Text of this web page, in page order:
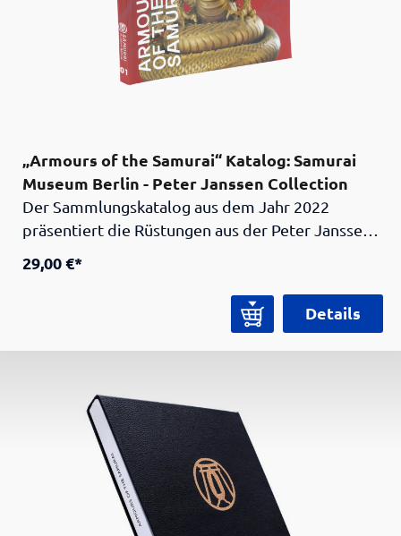
Schuber. 196 Seiten. Zahlreiche hochwertige
Abbildungen. ISBN 978-3-947828-10-4
„Armours of the Samurai“ Katalog: Samurai
Museum Berlin - Peter Janssen Collection
Der Sammlungskatalog aus dem Jahr 2022
präsentiert die Rüstungen aus der Peter Janssen
verfasste Essays zur Entwicklung der Samurai-
Rüstungen und zum Weg des Tees geben einen
umfassenden Einblick in die Geschichte und die
wissenschaftlich eingeordnet. Zahlreiche
hochwertige Farbabbildungen zeigen
verschiedene Ansichten der Rüstungen sowie
eindrucksvolle Details. Informative Anhänge mit
den historischen Epochen, schematischen
Darstellungen zur Illustration spezifischer
Fachbegriffe, einem Glossar sowie einer
29,00 €*
Details